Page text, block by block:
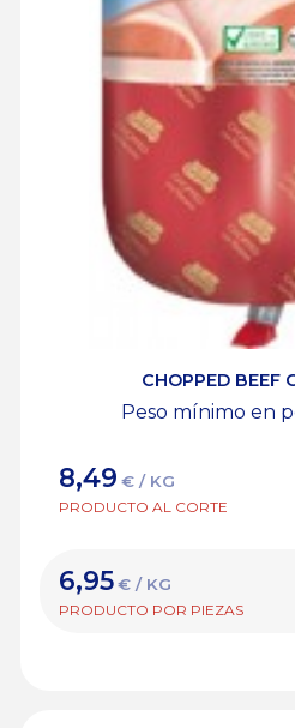
CHOPPED BEEF
Peso mínimo en
8,49 € / KG
PRODUCTO AL CORTE
6,95 € / KG
PRODUCTO POR PIEZAS